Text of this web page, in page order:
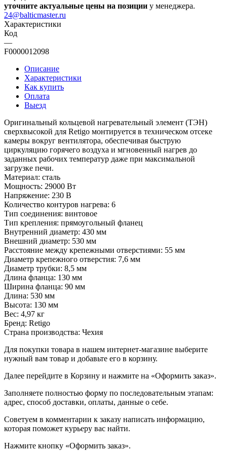
уточните актуальные цены на позиции у менеджера.
24@balticmaster.ru
Характеристики
Код
—
F0000012098
Описание
Характеристики
Как купить
Оплата
Выезд
Оригинальный кольцевой нагревательный элемент (ТЭН)
сверхвысокой для Retigo монтируется в техническом отсеке
камеры вокруг вентилятора, обеспечивая быструю
циркуляцию горячего воздуха и мгновенный нагрев до
заданных рабочих температур даже при максимальной
загрузке печи.
Материал: сталь
Мощность: 29000 Вт
Напряжение: 230 В
Количество контуров нагрева: 6
Тип соединения: винтовое
Тип крепления: прямоугольный фланец
Внутренний диаметр: 430 мм
Внешний диаметр: 530 мм
Расстояние между крепежными отверстиями: 55 мм
Диаметр крепежного отверстия: 7,6 мм
Диаметр трубки: 8,5 мм
Длина фланца: 130 мм
Ширина фланца: 90 мм
Длина: 530 мм
Высота: 130 мм
Вес: 4,97 кг
Бренд: Retigo
Страна производства: Чехия
Для покупки товара в нашем интернет-магазине выберите
нужный вам товар и добавьте его в корзину.
Далее перейдите в Корзину и нажмите на «Оформить заказ».
​​​​​​​Заполняете полностью форму по последовательным этапам:
адрес, способ доставки, оплаты, данные о себе.
​​​​​​​Советуем в комментарии к заказу написать информацию,
которая поможет курьеру вас найти.
​​​​​​​Нажмите кнопку «Оформить заказ».